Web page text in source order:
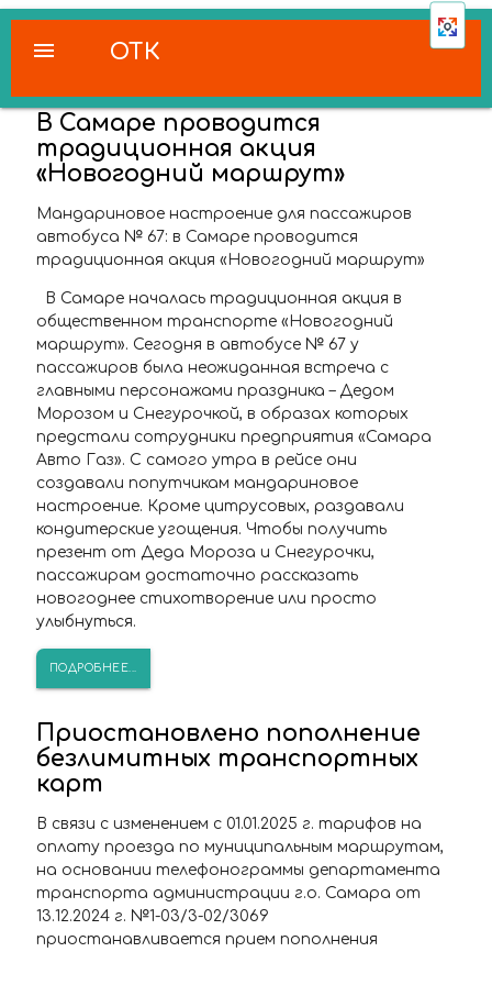
ОТК
menu
В Самаре проводится
традиционная акция
«Новогодний маршрут»
Мандариновое настроение для пассажиров
автобуса № 67: в Самаре проводится
традиционная акция «Новогодний маршрут»
В Самаре началась традиционная акция в
общественном транспорте «Новогодний
маршрут». Сегодня в автобусе № 67 у
пассажиров была неожиданная встреча с
главными персонажами праздника – Дедом
Морозом и Снегурочкой, в образах которых
предстали сотрудники предприятия «Самара
Авто Газ». С самого утра в рейсе они
создавали попутчикам мандариновое
настроение. Кроме цитрусовых, раздавали
кондитерские угощения. Чтобы получить
презент от Деда Мороза и Снегурочки,
пассажирам достаточно рассказать
новогоднее стихотворение или просто
улыбнуться.
ПОДРОБНЕЕ...
Приостановлено пополнение
безлимитных транспортных
карт
В связи с изменением с 01.01.2025 г. тарифов на
оплату проезда по муниципальным маршрутам,
на основании телефонограммы департамента
транспорта администрации г.о. Самара от
13.12.2024 г. №1-03/3-02/3069
приостанавливается прием пополнения